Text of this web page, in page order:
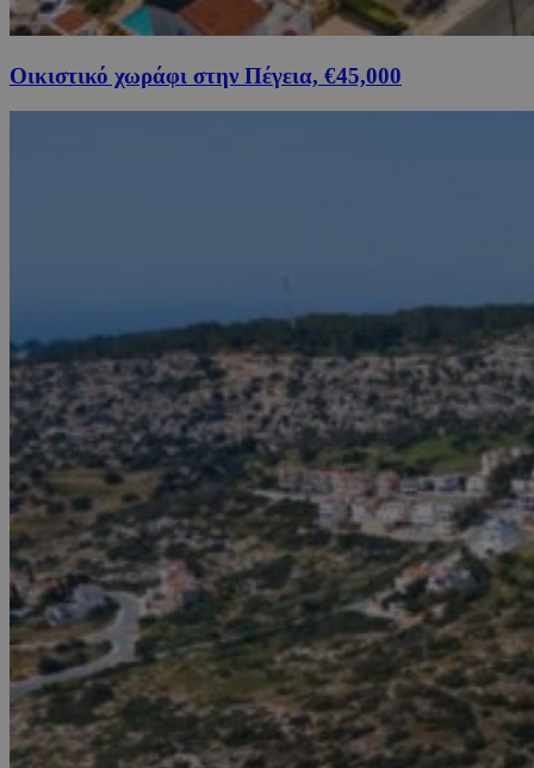
Οικιστικό χωράφι στην Πέγεια, €45,000